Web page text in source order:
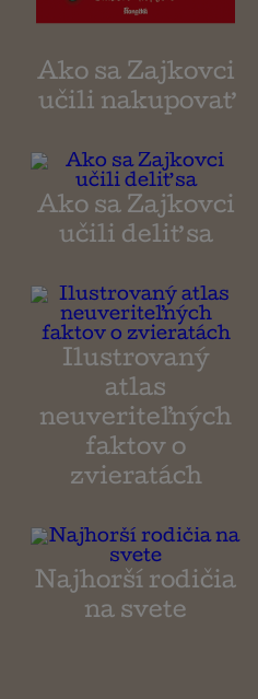
Ako sa Zajkovci
učili nakupovať
Ako sa Zajkovci
učili deliť sa
Ilustrovaný
atlas
neuveriteľných
faktov o
zvieratách
Najhorší rodičia
na svete